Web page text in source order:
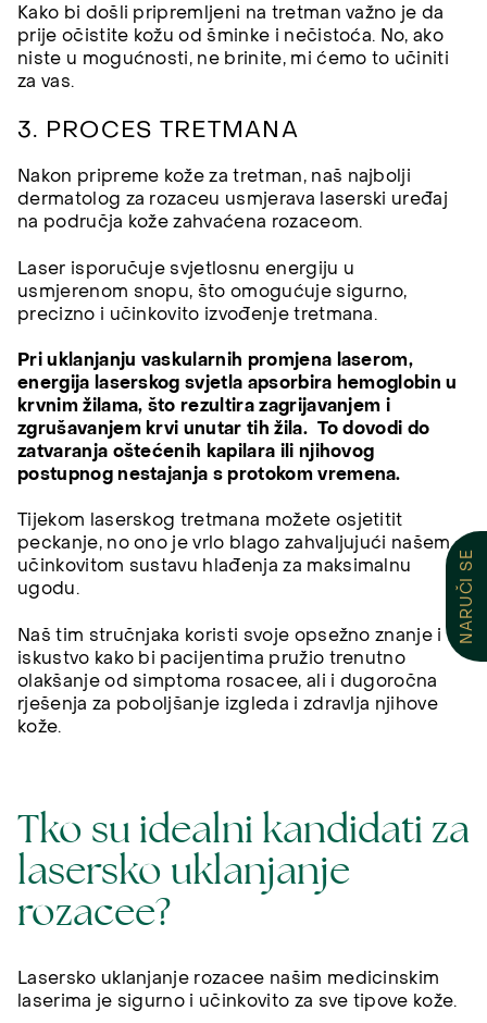
Kako bi došli pripremljeni na tretman važno je da
prije očistite kožu od šminke i nečistoća. No, ako
niste u mogućnosti, ne brinite, mi ćemo to učiniti
za vas.
3. PROCES TRETMANA
Nakon pripreme kože za tretman, naš najbolji
dermatolog za rozaceu usmjerava laserski uređaj
na područja kože zahvaćena rozaceom.
Laser isporučuje svjetlosnu energiju u
usmjerenom snopu, što omogućuje sigurno,
precizno i učinkovito izvođenje tretmana.
Pri uklanjanju vaskularnih promjena laserom,
energija laserskog svjetla apsorbira hemoglobin u
krvnim žilama, što rezultira zagrijavanjem i
zgrušavanjem krvi unutar tih žila. To dovodi do
zatvaranja oštećenih kapilara ili njihovog
postupnog nestajanja s protokom vremena.
Tijekom laserskog tretmana možete osjetitit
peckanje, no ono je vrlo blago zahvaljujući našem
učinkovitom sustavu hlađenja za maksimalnu
ugodu.
Naš tim stručnjaka koristi svoje opsežno znanje i
iskustvo kako bi pacijentima pružio trenutno
olakšanje od simptoma rosacee, ali i dugoročna
rješenja za poboljšanje izgleda i zdravlja njihove
kože.
Tko su idealni kandidati za
lasersko uklanjanje
rozacee?
Lasersko uklanjanje rozacee našim medicinskim
laserima je sigurno i učinkovito za sve tipove kože.
NARUČI SE